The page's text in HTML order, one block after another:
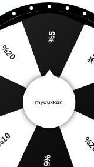
%10